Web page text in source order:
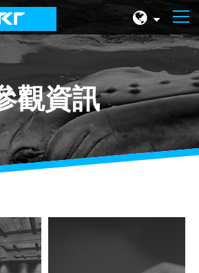
馬來西亞
上海
台灣
印尼
北京
成都
觀資訊